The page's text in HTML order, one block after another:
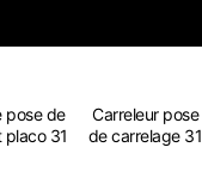
pose de
placo 31
Carreleur pose
de carrelage 31